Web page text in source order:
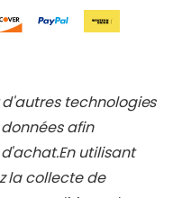
technologies
afin
En utilisant
la collecte de